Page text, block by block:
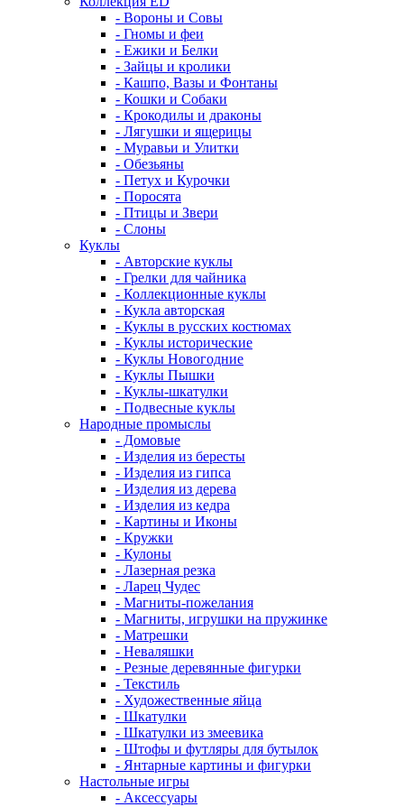
- Вороны и Совы
- Гномы и феи
- Ежики и Белки
- Зайцы и кролики
- Кашпо, Вазы и Фонтаны
- Кошки и Собаки
- Крокодилы и драконы
- Лягушки и ящерицы
- Муравьи и Улитки
- Обезьяны
- Петух и Курочки
- Поросята
- Птицы и Звери
- Слоны
Куклы
- Авторские куклы
- Грелки для чайника
- Коллекционные куклы
- Кукла авторская
- Куклы в русских костюмах
- Куклы исторические
- Куклы Новогодние
- Куклы Пышки
- Куклы-шкатулки
- Подвесные куклы
Народные промыслы
- Домовые
- Изделия из бересты
- Изделия из гипса
- Изделия из дерева
- Изделия из кедра
- Картины и Иконы
- Кружки
- Кулоны
- Лазерная резка
- Ларец Чудес
- Магниты-пожелания
- Магниты, игрушки на пружинке
- Матрешки
- Неваляшки
- Резные деревянные фигурки
- Текстиль
- Художественные яйца
- Шкатулки
- Шкатулки из змеевика
- Штофы и футляры для бутылок
- Янтарные картины и фигурки
Настольные игры
- Аксессуары